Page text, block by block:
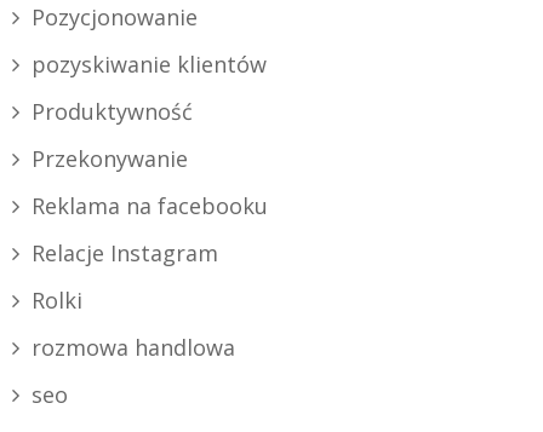
Pozycjonowanie
pozyskiwanie klientów
Produktywność
Przekonywanie
Reklama na facebooku
Relacje Instagram
Rolki
rozmowa handlowa
seo